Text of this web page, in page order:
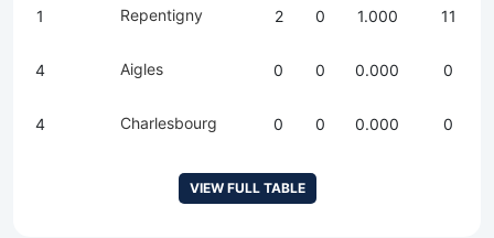
1 Repentigny 2 0 1.000 11
4 Aigles 0 0 0.000 0
4 Charlesbourg 0 0 0.000 0
VIEW FULL TABLE